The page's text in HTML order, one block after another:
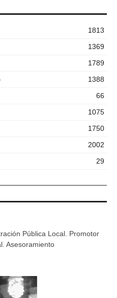
1813
1369
1789
1388
66
1075
1750
2002
29
Pública Local. Promotor
Asesoramiento